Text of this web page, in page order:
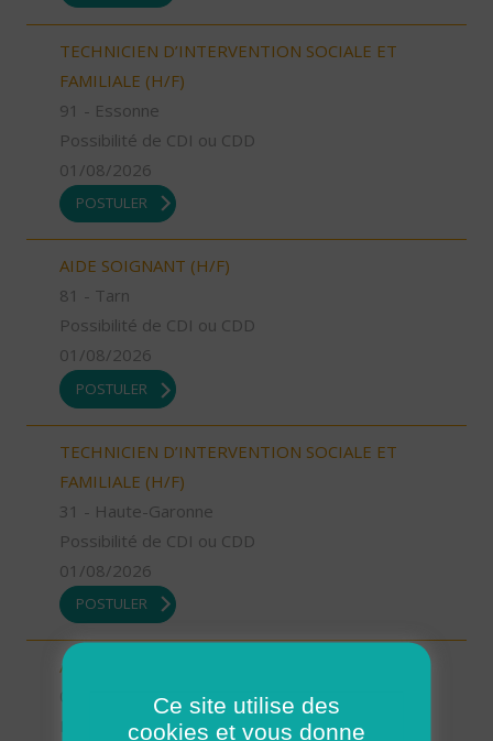
TECHNICIEN D’INTERVENTION SOCIALE ET
FAMILIALE (H/F)
91 - Essonne
Possibilité de CDI ou CDD
01/08/2026
POSTULER
AIDE SOIGNANT (H/F)
81 - Tarn
Possibilité de CDI ou CDD
01/08/2026
POSTULER
TECHNICIEN D’INTERVENTION SOCIALE ET
FAMILIALE (H/F)
31 - Haute-Garonne
Possibilité de CDI ou CDD
01/08/2026
POSTULER
AIDE SOIGNANT (H/F)
04 - Alpes-de-Haute-Provence
Possibilité de CDI ou CDD
Ce site utilise des
cookies et vous donne